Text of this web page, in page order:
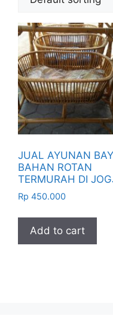
JUAL AYUNAN
BAHAN ROTAN
TERMURAH DI
Rp 450.000
Add to cart